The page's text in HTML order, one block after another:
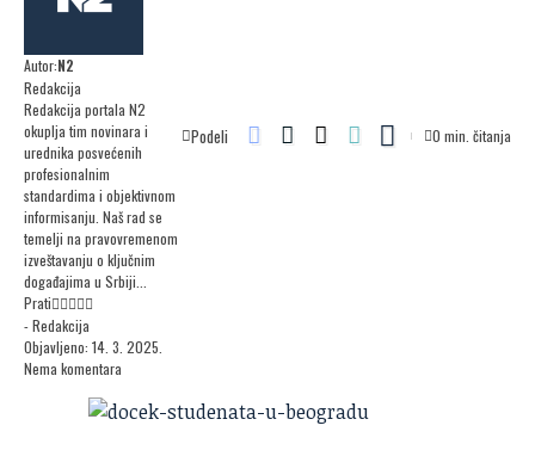
Autor:N2
Redakcija
Redakcija portala N2
okuplja tim novinara i
urednika posvećenih
profesionalnim
standardima i objektivnom
informisanju. Naš rad se
temelji na pravovremenom
izveštavanju o ključnim
događajima u Srbiji...
Prati
- Redakcija
Objavljeno: 14. 3. 2025.
Nema komentara
Podeli 0 min. čitanja